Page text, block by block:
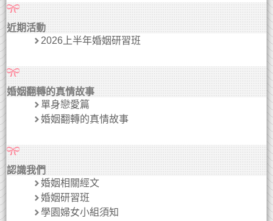
近期活動
2026上半年婚姻研習班
婚姻翻轉的真情故事
單身戀愛篇
婚姻翻轉的真情故事
認識我們
婚姻相關經文
婚姻研習班
學園婦女小組須知